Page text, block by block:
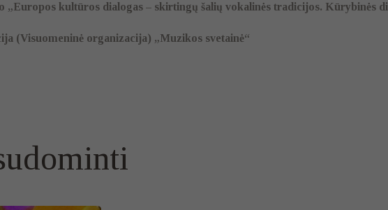
kultūros dialogas – skirtingų šalių vokalinės tradicijos. Kūrybinės
(Visuomeninė organizacija) „Muzikos svetainė“